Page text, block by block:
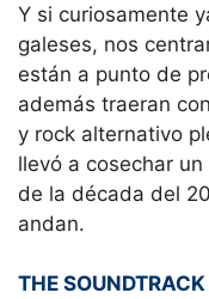
Y si curiosamente
galeses, nos
están a punto de
además traeran
y rock alternativo
llevó a cosechar
de la década del
andan.
THE